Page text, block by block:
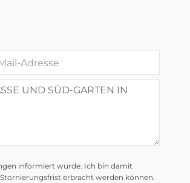
informiert wurde. Ich bin damit
erbracht werden können.